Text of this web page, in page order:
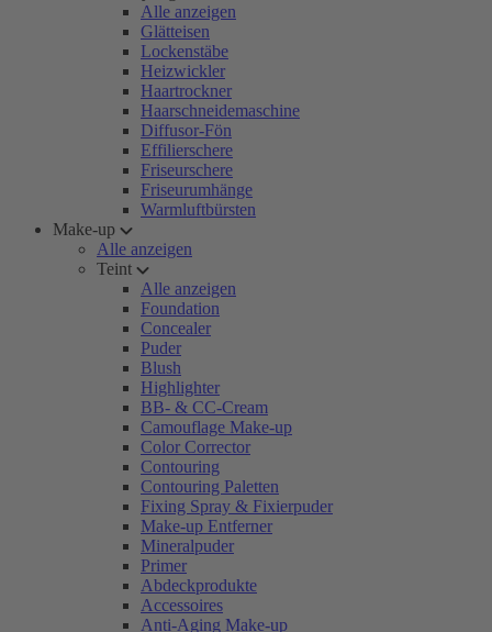
Alle anzeigen
Glätteisen
Lockenstäbe
Heizwickler
Haartrockner
Haarschneidemaschine
Diffusor-Fön
Effilierschere
Friseurschere
Friseurumhänge
Warmluftbürsten
Make-up
Alle anzeigen
Teint
Alle anzeigen
Foundation
Concealer
Puder
Blush
Highlighter
BB- & CC-Cream
Camouflage Make-up
Color Corrector
Contouring
Contouring Paletten
Fixing Spray & Fixierpuder
Make-up Entferner
Mineralpuder
Primer
Abdeckprodukte
Accessoires
Anti-Aging Make-up